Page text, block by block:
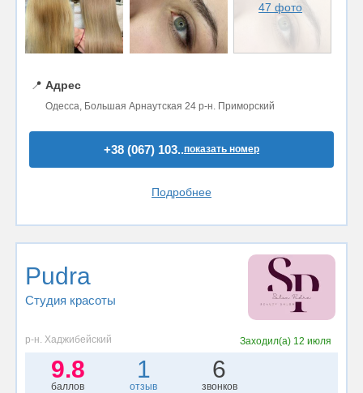
47 фото
📍 Адрес
Одесса, Большая Арнаутская 24 р-н. Приморский
+38 (067) 103..показать номер
Подробнее
Pudra
Студия красоты
р-н. Хаджибейский Заходил(а) 12 июля
9.8
баллов
1
отзыв
6
звонков